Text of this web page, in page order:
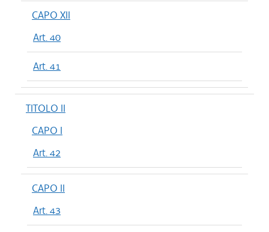
CAPO XII
Art. 40
Art. 41
TITOLO II
CAPO I
Art. 42
CAPO II
Art. 43